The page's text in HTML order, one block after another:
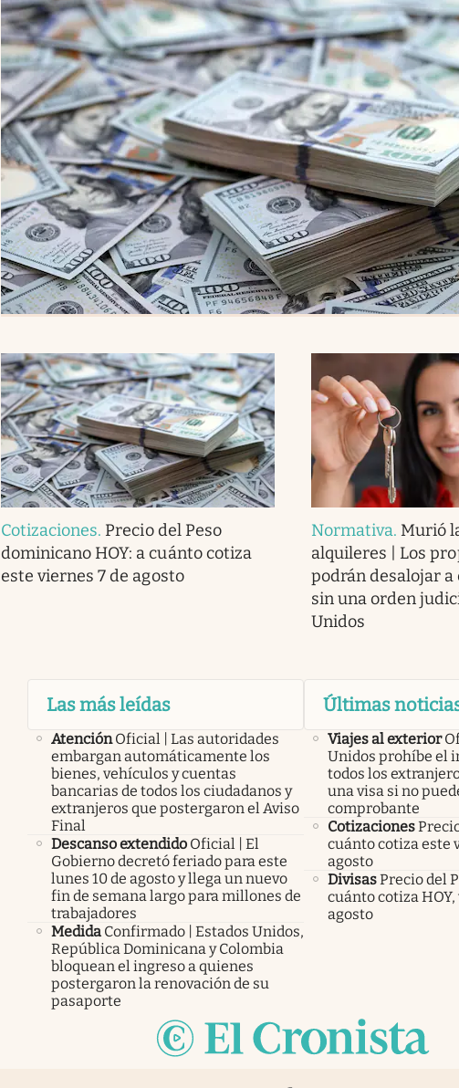
Cotizaciones. Precio del Peso
dominicano HOY: a cuánto cotiza
este viernes 7 de agosto
Normativa. Murió
alquileres | Los
podrán desalojar
sin una orden
Unidos
Las más leídas
Atención Oficial | Las autoridades
embargan automáticamente los
bienes, vehículos y cuentas
bancarias de todos los ciudadanos y
extranjeros que postergaron el Aviso
Final
Descanso extendido Oficial | El
Gobierno decretó feriado para este
lunes 10 de agosto y llega un nuevo
fin de semana largo para millones de
trabajadores
Medida Confirmado | Estados Unidos,
República Dominicana y Colombia
bloquean el ingreso a quienes
postergaron la renovación de su
pasaporte
Últimas
Viajes al exterior
Unidos prohíbe el
todos los
una visa si no
comprobante
Cotizaciones
cuánto cotiza este
agosto
DivisasPrecio del
cuánto cotiza HOY,
agosto